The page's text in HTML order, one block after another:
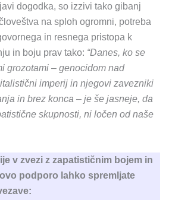
dogodka, so izzivi tako gibanj
na sploh ogromni, potreba
in resnega pristopa k
in boju prav tako: “Danes, ko se
grozotami – genocidom nad
imperij in njegovi zavezniki
in brez konca – je še jasneje, da
skupnosti, ni ločen od naše
v zvezi z zapatističnim bojem in
podporo lahko spremljate